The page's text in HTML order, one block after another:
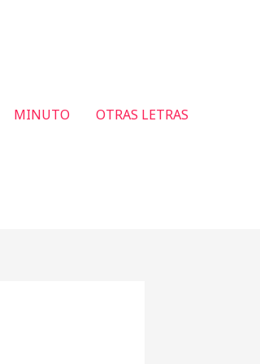
MINUTO OTRAS LETRAS